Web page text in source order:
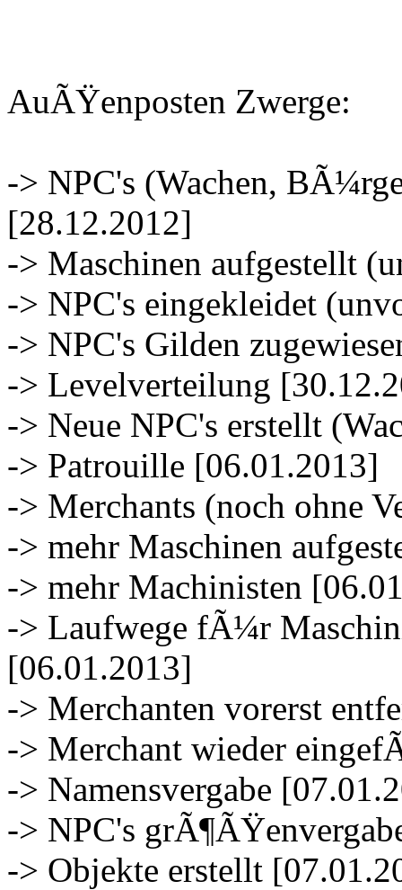
AuÃŸenposten Zwerge:
-> NPC's (Wachen,
[28.12.2012]
-> Maschinen aufgestellt
-> NPC's eingekleidet
-> NPC's Gilden
-> Levelverteilung
-> Neue NPC's erstellt
-> Patrouille [06.01.2013]
-> Merchants (noch ohne
-> mehr Maschinen
-> mehr Machinisten
-> Laufwege fÃ¼r
[06.01.2013]
-> Merchanten vorerst
-> Merchant wieder
-> Namensvergabe
-> NPC's
-> Objekte erstellt